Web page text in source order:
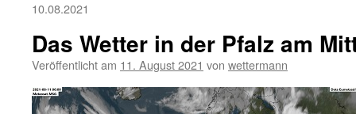
10.08.2021
Das Wetter in der Pfalz am
Veröffentlicht am 11. August 2021 von wettermann